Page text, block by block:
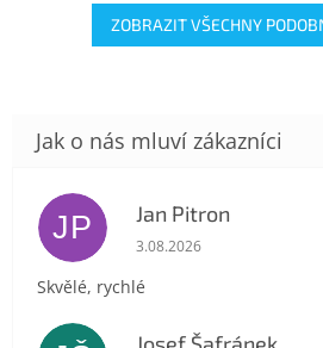
ZOBRAZIT VŠECHNY
JP Jan Pitron
Hodnocení obchodu je
3.08.2026
Skvělé, rychlé